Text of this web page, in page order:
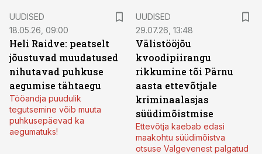
UUDISED
18.05.26, 09:00
Heli Raidve: peatselt
jõustuvad muudatused
nihutavad puhkuse
aegumise tähtaegu
Tööandja puudulik
tegutsemine võib muuta
puhkusepäevad ka
aegumatuks!
UUDISED
29.07.26, 13:48
Välistööjõu
kvoodipiirangu
rikkumine tõi Pärnu
aasta ettevõtjale
kriminaalasjas
süüdimõistmise
Ettevõtja kaebab edasi
maakohtu süüdimõistva
otsuse Valgevenest palgatud